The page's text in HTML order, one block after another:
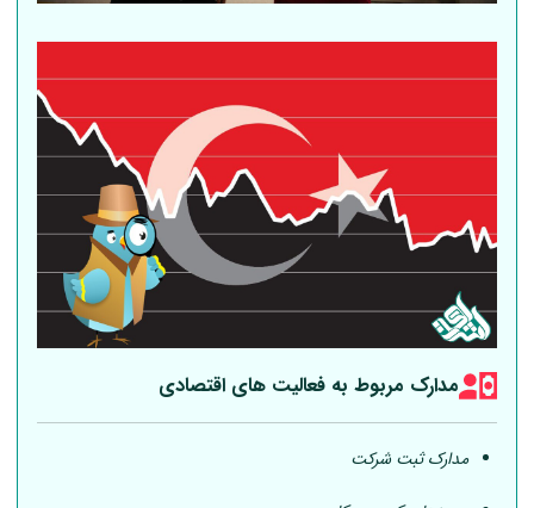
مدارک مربوط به فعالیت های اقتصادی
مدارک ثبت شرکت